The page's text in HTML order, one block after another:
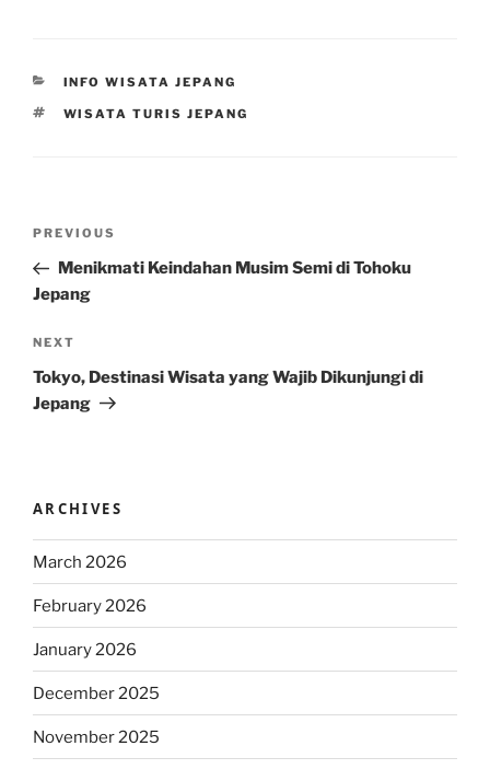
CATEGORIES
INFO WISATA JEPANG
TAGS
WISATA TURIS JEPANG
Previous
Post
PREVIOUS
Menikmati Keindahan Musim Semi di Tohoku
Jepang
Next
Post
NEXT
Tokyo, Destinasi Wisata yang Wajib Dikunjungi di
Jepang
ARCHIVES
March 2026
February 2026
January 2026
December 2025
November 2025